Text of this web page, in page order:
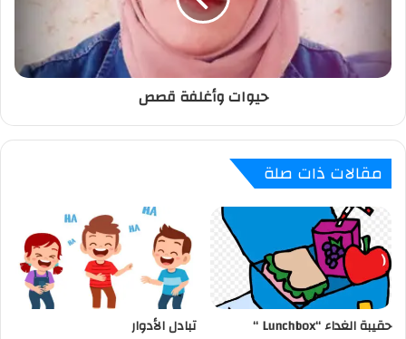
حيوات وأغلفة قصص
مقالات ذات صلة
حقيبة الغداء “Lunchbox “ تبادل الأدوار